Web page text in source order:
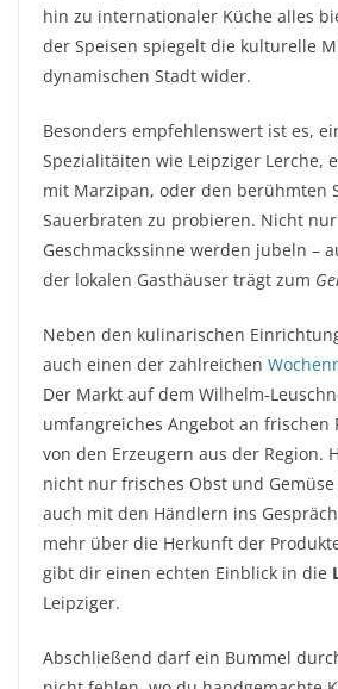
hin zu internationaler Küche alles
der Speisen spiegelt die kulturelle
dynamischen Stadt wider.
Besonders empfehlenswert ist es,
Spezialitäiten wie Leipziger Lerche,
mit Marzipan, oder den berühmten
Sauerbraten zu probieren. Nicht
Geschmackssinne werden jubeln –
der lokalen Gasthäuser trägt zum
Neben den kulinarischen
auch einen der zahlreichen
Der Markt auf dem Wilhelm-
umfangreiches Angebot an frischen
von den Erzeugern aus der Region.
nicht nur frisches Obst und
auch mit den Händlern ins
mehr über die Herkunft der
gibt dir einen echten Einblick in die
Leipziger.
Abschließend darf ein Bummel